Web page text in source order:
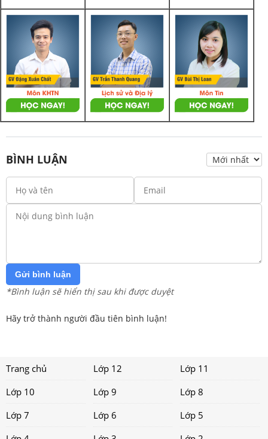
BÌNH LUẬN
Gửi bình luận
*Bình luận sẽ hiển thị sau khi được duyệt
Hãy trở thành người đầu tiên bình luận!
Trang chủ Lớp 12
Lớp 11
Lớp 10
Lớp 9
Lớp 8
Lớp 7
Lớp 6
Lớp 5